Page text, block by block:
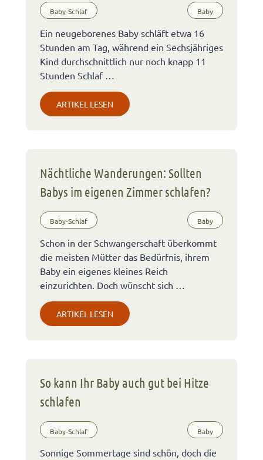
Baby-Schlaf Baby
Ein neugeborenes Baby schläft etwa 16
Stunden am Tag, während ein Sechsjähriges
Kind durchschnittlich nur noch knapp 11
Stunden Schlaf …
ARTIKEL LESEN
Nächtliche Wanderungen: Sollten
Babys im eigenen Zimmer schlafen?
Baby-Schlaf Baby
Schon in der Schwangerschaft überkommt
die meisten Mütter das Bedürfnis, ihrem
Baby ein eigenes kleines Reich
einzurichten. Doch wünscht sich …
ARTIKEL LESEN
So kann Ihr Baby auch gut bei Hitze
schlafen
Baby-Schlaf Baby
Sonnige Sommertage sind schön, doch die